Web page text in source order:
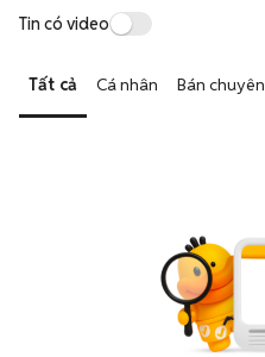
Tin có video
Tất cả Cá nhân Bán chuyên